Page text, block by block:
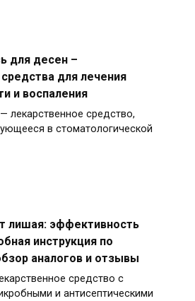
для десен –
для лечения
и воспаления
лекарственное средство,
в стоматологической
лишая: эффективность
инструкция по
аналогов и отзывы
средство с
и антисептическими